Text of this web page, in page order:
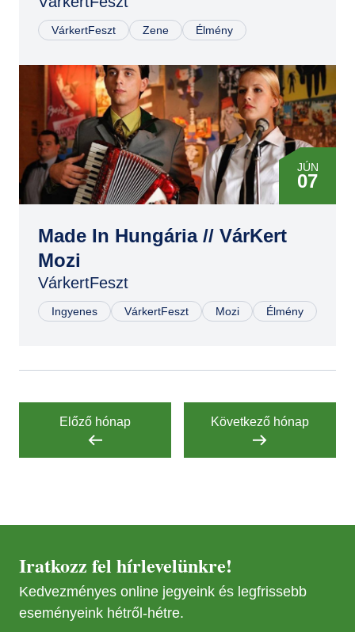
VárkertFeszt Zene Élmény
JÚN
07
Made In Hungária // VárKert
Mozi
VárkertFeszt
Ingyenes VárkertFeszt Mozi Élmény
Előző hónap Következő hónap
Iratkozz fel hírlevelünkre!
Kedvezményes online jegyeink és legfrissebb
eseményeink hétről-hétre.